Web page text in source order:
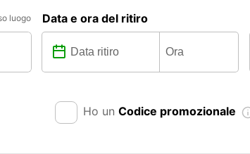
luogo Data e ora del ritiro
Ho un Codice promozionale